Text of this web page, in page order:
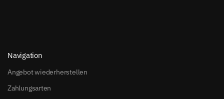
Navigation
Angebot wiederherstellen
Zahlungsarten